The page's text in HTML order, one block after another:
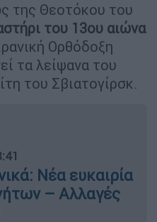
της Θεοτόκου του
του 13ου αιώνα
Ορθόδοξη
τα λείψανα του
του Σβιατογίρσκ.
Νέα ευκαιρία
– Αλλαγές